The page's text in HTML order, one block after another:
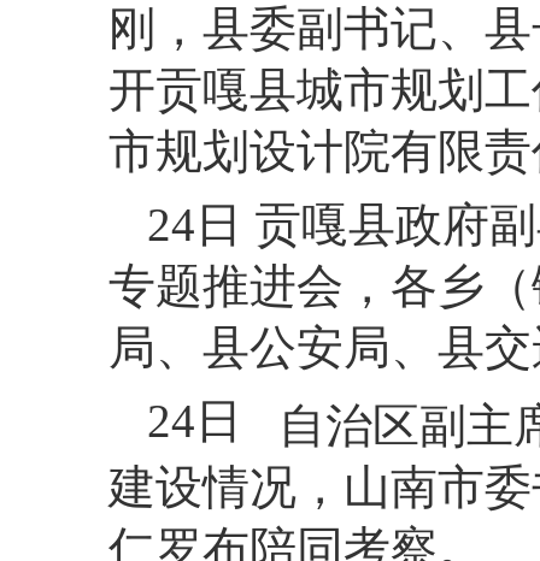
刚，县委副书记、
开贡嘎县城市规划
市规划设计院有限
24日 贡嘎县政府
专题推进会，各乡
局、县公安局、县
24日
自治区副主
建设情况，山南市
仁罗布陪同考察。